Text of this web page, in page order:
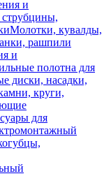
и
Молотки, кувалды,
рашпили
и
полотна для
диски, насадки,
круги,
для